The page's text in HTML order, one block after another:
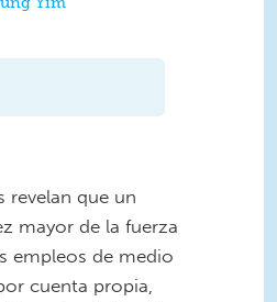
revelan que un
mayor de la fuerza
empleos de medio
cuenta propia,